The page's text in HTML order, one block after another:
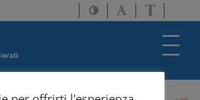
Attiva/disattiva
alto
Attiva/
dimensione
a
solo
testo